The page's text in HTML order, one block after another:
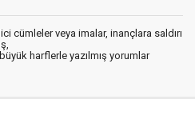
cümleler veya imalar, inançlara saldırı
harflerle yazılmış yorumlar